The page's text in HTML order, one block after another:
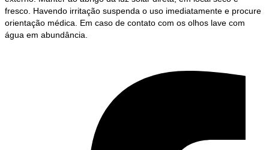
fresco. Havendo irritação suspenda o uso imediatamente e procure
orientação médica. Em caso de contato com os olhos lave com
água em abundância.